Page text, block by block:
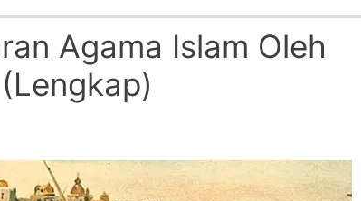
Agama Islam Oleh